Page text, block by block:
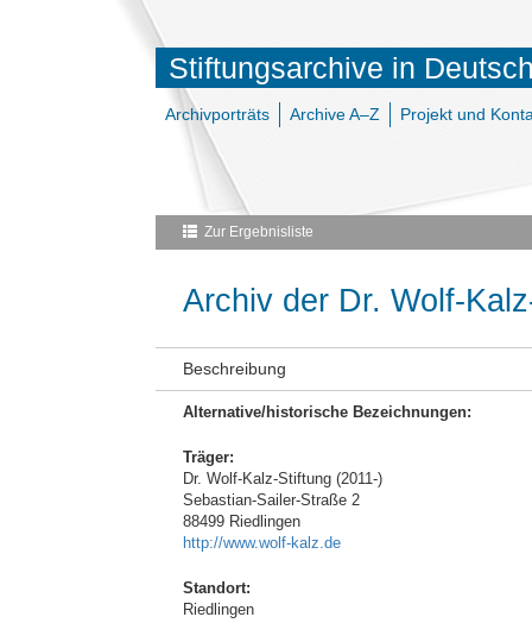
Stiftungsarchive in
Archivporträts Archive A–Z Projekt und
Zur Ergebnisliste
Archiv der Dr. Wolf-
Beschreibung
Alternative/historische Bezeichnungen:
Träger:
Dr. Wolf-Kalz-Stiftung (2011-)
Sebastian-Sailer-Straße 2
88499 Riedlingen
http://www.wolf-kalz.de
Standort:
Riedlingen